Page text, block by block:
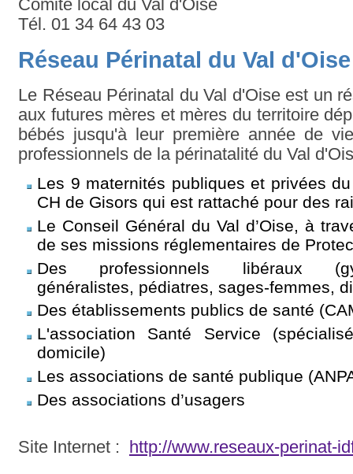
Comité local du Val d'Oise
Tél. 01 34 64 43 03
Réseau Périnatal du Val
Le Réseau Périnatal du Val d'Oise est un
aux futures mères et mères du territoire
bébés jusqu'à leur première année de
professionnels de la périnatalité du Val
Les 9 maternités publiques et privées
CH de Gisors qui est rattaché pour des
Le Conseil Général du Val d’Oise, à
de ses missions réglementaires de
Des professionnels libéraux
généralistes, pédiatres, sages-femmes,
Des établissements publics de santé
L'association Santé Service
domicile)
Les associations de santé publique
Des associations d’usagers
Site Internet : http://www.reseaux-perinat-